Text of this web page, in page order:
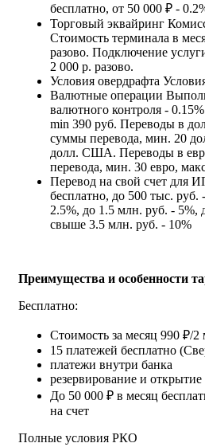
бесплатно, от 50 000 ₽ -
Торговый эквайринг
Стоимость терминала в
разово. Подключение
2 000 р. разово.
Условия овердрафта
Валютные операции
валютного контроля -
min 390 руб. Переводы в
суммы перевода, мин. 20
долл. США. Переводы в
перевода, мин. 30 евро,
Перевод на свой счет для
бесплатно, до 500 тыс. руб.
2.5%, до 1.5 млн. руб. - 5%,
свыше 3.5 млн. руб. - 10%
Преимущества и особенности
Бесплатно:
Стоимость за месяц 990 ₽/2
15 платежей бесплатно
платежи внутри банка
резервирование и
До 50 000 ₽ в месяц
на счет
Полные условия РКО